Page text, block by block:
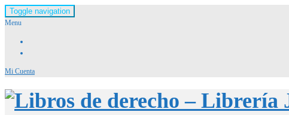
Toggle navigation
Menu
Mi Cuenta